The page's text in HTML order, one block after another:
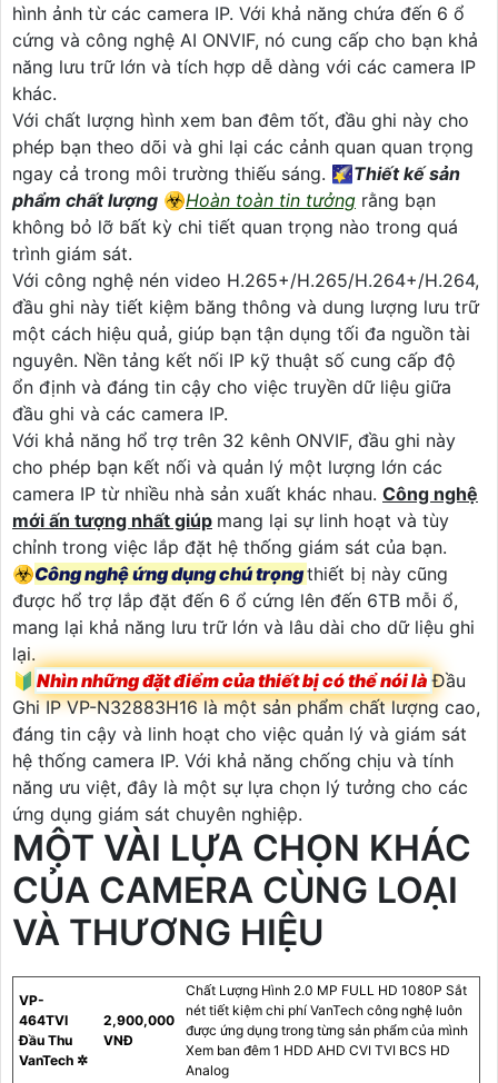
hình ảnh từ các camera IP. Với khả năng chứa đến 6 ổ
cứng và công nghệ AI ONVIF, nó cung cấp cho bạn khả
năng lưu trữ lớn và tích hợp dễ dàng với các camera IP
khác.
Với chất lượng hình xem ban đêm tốt, đầu ghi này cho
phép bạn theo dõi và ghi lại các cảnh quan quan trọng
ngay cả trong môi trường thiếu sáng. 🌠Thiết kế sản
phẩm chất lượng ☣️Hoàn toàn tin tưởng rằng bạn
không bỏ lỡ bất kỳ chi tiết quan trọng nào trong quá
trình giám sát.
Với công nghệ nén video H.265+/H.265/H.264+/H.264,
đầu ghi này tiết kiệm băng thông và dung lượng lưu trữ
một cách hiệu quả, giúp bạn tận dụng tối đa nguồn tài
nguyên. Nền tảng kết nối IP kỹ thuật số cung cấp độ
ổn định và đáng tin cậy cho việc truyền dữ liệu giữa
đầu ghi và các camera IP.
Với khả năng hổ trợ trên 32 kênh ONVIF, đầu ghi này
cho phép bạn kết nối và quản lý một lượng lớn các
camera IP từ nhiều nhà sản xuất khác nhau. Công nghệ
mới ấn tượng nhất giúp mang lại sự linh hoạt và tùy
chỉnh trong việc lắp đặt hệ thống giám sát của bạn.
☣️Công nghệ ứng dụng chú trọngthiết bị này cũng
được hổ trợ lắp đặt đến 6 ổ cứng lên đến 6TB mỗi ổ,
mang lại khả năng lưu trữ lớn và lâu dài cho dữ liệu ghi
lại.
🔰 Nhìn những đặt điểm của thiết bị có thể nói là Đầu
Ghi IP VP-N32883H16 là một sản phẩm chất lượng cao,
đáng tin cậy và linh hoạt cho việc quản lý và giám sát
hệ thống camera IP. Với khả năng chống chịu và tính
năng ưu việt, đây là một sự lựa chọn lý tưởng cho các
ứng dụng giám sát chuyên nghiệp.
MỘT VÀI LỰA CHỌN KHÁC
CỦA CAMERA CÙNG LOẠI
VÀ THƯƠNG HIỆU
VP-
464TVI
Đầu Thu
VanTech ✲
2,900,000
VNĐ
Chất Lượng Hình 2.0 MP FULL HD 1080P Sắt
nét tiết kiệm chi phí VanTech công nghệ luôn
được ứng dụng trong từng sản phẩm của mình
Xem ban đêm 1 HDD AHD CVI TVI BCS HD
Analog